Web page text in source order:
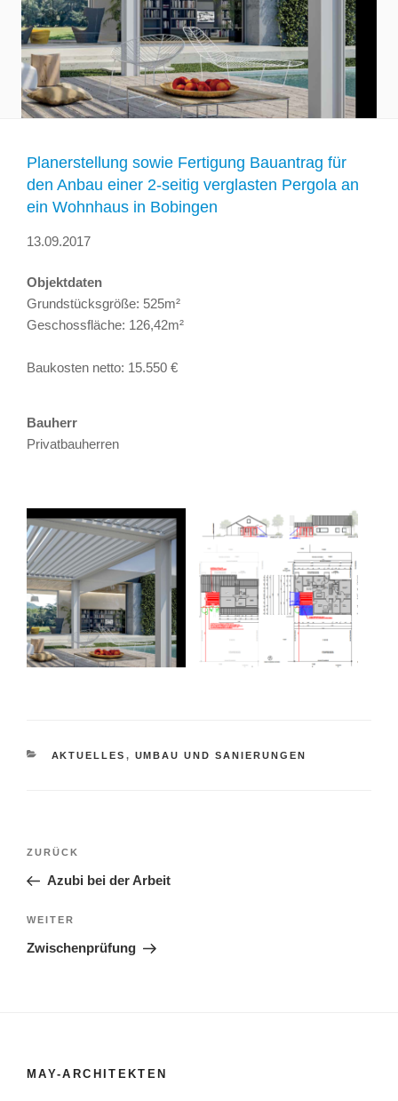
Planerstellung sowie Fertigung Bauantrag für
den Anbau einer 2-seitig verglasten Pergola an
ein Wohnhaus in Bobingen
13.09.2017
Objektdaten
Grundstücksgröße: 525m²
Geschossfläche: 126,42m²
Baukosten netto: 15.550 €
Bauherr
Privatbauherren
KATEGORIEN
AKTUELLES , UMBAU UND SANIERUNGEN
Beitragsnavigation
Vorheriger
Beitrag
ZURÜCK
Azubi bei der Arbeit
Nächster
Beitrag
WEITER
Zwischenprüfung
MAY-ARCHITEKTEN